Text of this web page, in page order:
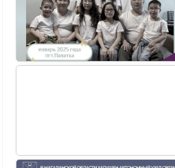
Дети приезжих потушили Вечный огонь и
лишили российского гражданства сразу
две семьи мигрантов
6
1GR
28 июля 2026, 18:25
М или Ж? Как раз и навсегда запомнить
Фекальная эпидемия в Тюмени